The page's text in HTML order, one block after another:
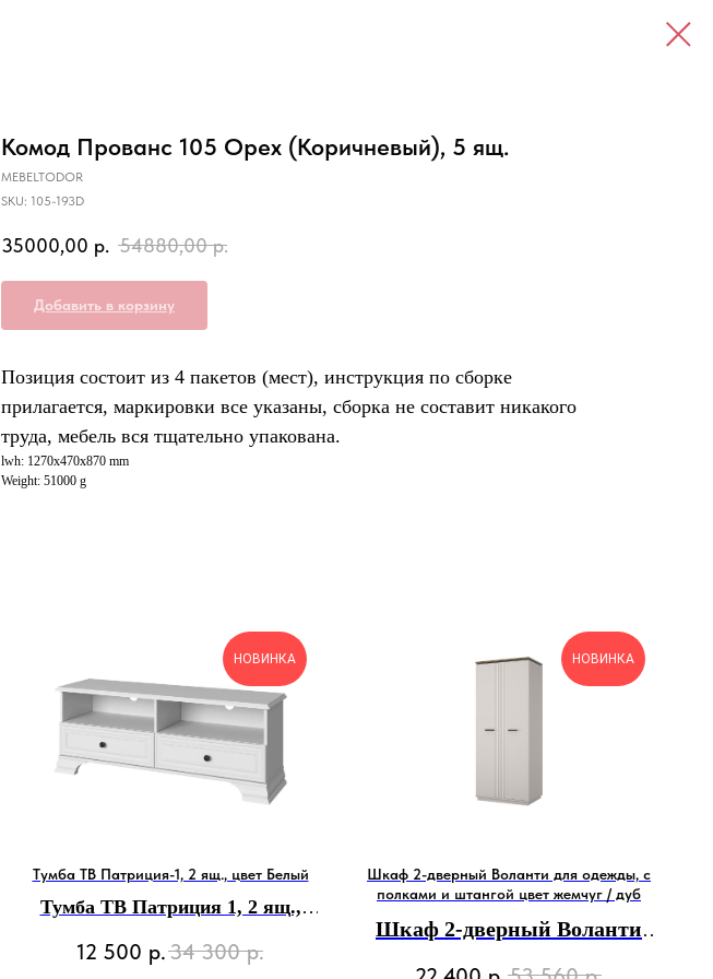
Комод Прованс 105 Орех (Коричневый), 5 ящ.
MEBELTODOR
SKU: 105-193D
35000,00 р. 54880,00 р.
Добавить в корзину
Позиция состоит из 4 пакетов (мест), инструкция по сборке
прилагается, маркировки все указаны, сборка не составит никакого
труда, мебель вся тщательно упакована.
lwh: 1270x470x870 mm
Weight: 51000 g
НОВИНКА
Тумба ТВ Патриция-1, 2 ящ., цвет Белый
Тумба ТВ Патриция 1, 2 ящ.,
12 500 р.34 300 р.
НОВИНКА
Шкаф 2-дверный Воланти для одежды, с
полками и штангой цвет жемчуг / дуб
Шкаф 2-дверный Воланти
для одежды, с полками и